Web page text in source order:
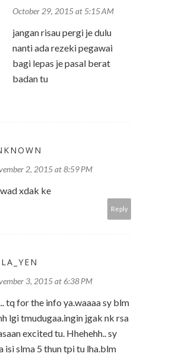
October 29, 2015 at 5:15 AM
jangan risau pergi je dulu
nanti ada rezeki pegawai
bagi lepas je pasal berat
badan tu
2, 2015 at 8:59 PM
xdak ke
Reply
3, 2015 at 6:38 PM
tq for the info ya.waaaa sy blm
lgi tmudugaa.ingin jgak nk rsa
excited tu. Hhehehh.. sy
isi slma 5 thun tpi tu lha.blm